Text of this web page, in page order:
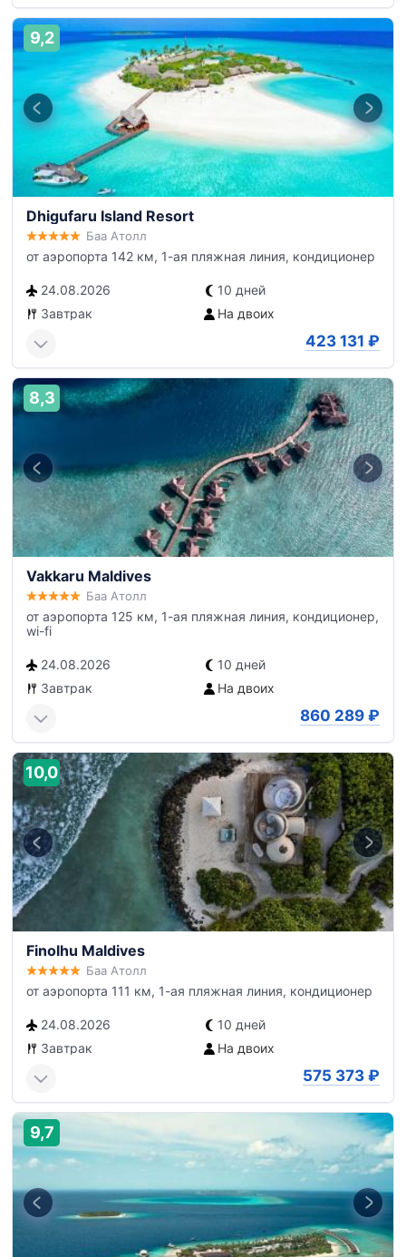
9,2
Dhigufaru Island Resort
Баа Атолл
от аэропорта 142 км, 1-ая пляжная линия, кондиционер
24.08.2026
10 дней
Завтрак
На двоих
423 131 ₽
8,3
Vakkaru Maldives
Баа Атолл
от аэропорта 125 км, 1-ая пляжная линия, кондиционер,
wi-fi
24.08.2026
10 дней
Завтрак
На двоих
860 289 ₽
10,0
Finolhu Maldives
Баа Атолл
от аэропорта 111 км, 1-ая пляжная линия, кондиционер
24.08.2026
10 дней
Завтрак
На двоих
575 373 ₽
9,7